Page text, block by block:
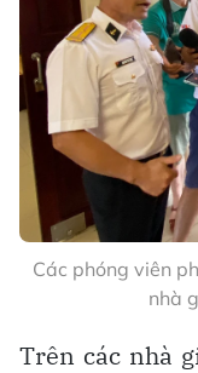
Các phóng viên
nhà
Trên các nhà